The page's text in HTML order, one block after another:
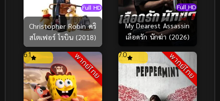
Full HD
Christopher Robin คริ
สโตเฟอร์ โรบิน (2018)
Full HD
My Dearest Assassin
เลือดรัก นักฆ่า (2026)
พากย์ไทย
6.1 พากย์ไทย
7.0